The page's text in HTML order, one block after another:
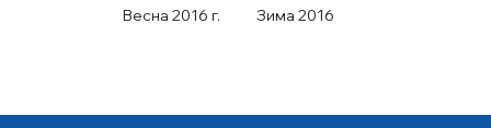
Весна 2016 г. Зима 2016